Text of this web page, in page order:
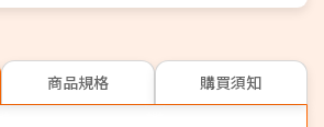
商品規格 購買須知